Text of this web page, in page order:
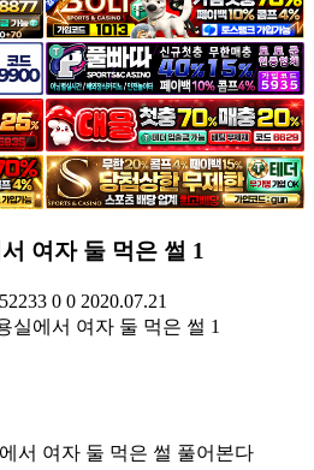
여자 둘 먹은 썰 1
52233 0 0 2020.07.21
실에서 여자 둘 먹은 썰 1
서 여자 둘 먹은 썰 풀어본다